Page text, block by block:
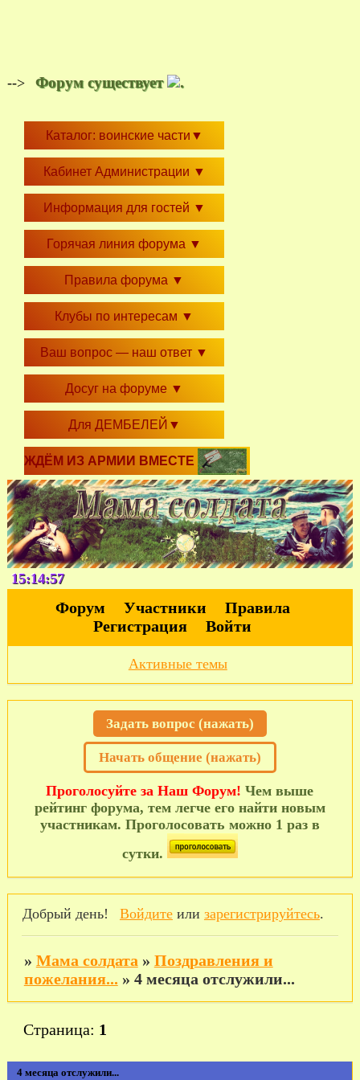
--> Форум существует .
Каталог: воинские части ▼
Кабинет Администрации ▼
Информация для гостей ▼
Горячая линия форума ▼
Правила форума ▼
Клубы по интересам ▼
Ваш вопрос — наш ответ ▼
Досуг на форуме ▼
Для ДЕМБЕЛЕЙ ▼
ЖДЁМ ИЗ АРМИИ ВМЕСТЕ
15:14:58
Форум Участники
Правила
Регистрация
Войти
Активные темы
Задать вопрос (нажать)
Начать общение (нажать)
Проголосуйте за Наш Форум! Чем выше
рейтинг форума, тем легче его найти новым
участникам. Проголосовать можно 1 раз в
сутки.
Добрый день! Войдитеили зарегистрируйтесь.
» Мама солдата » Поздравления и
пожелания... » 4 месяца отслужили...
4 месяца отслужили...
Страница: 1